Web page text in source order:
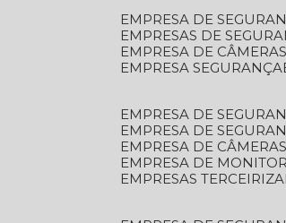
EMPRESA DE
EMPRESAS DE
EMPRESA DE
EMPRESA SEGURANÇA
EMPRESA DE
EMPRESA DE
EMPRESA DE
EMPRESA DE
EMPRESAS